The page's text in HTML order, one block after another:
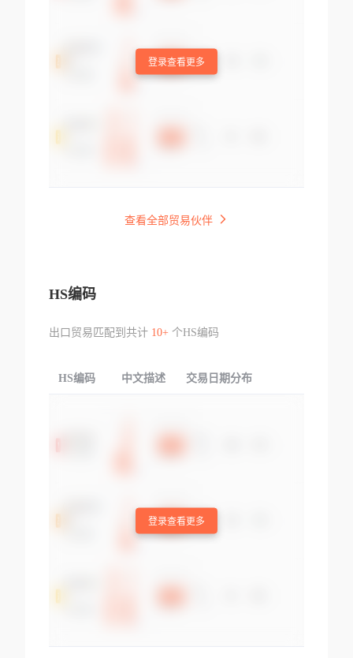
登录查看更多
查看全部贸易伙伴
HS编码
出口贸易匹配到共计 10+个HS编码
HS编码 中文描述 交易日期分布
登录查看更多